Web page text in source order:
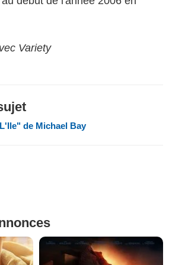
Variety
de Michael Bay